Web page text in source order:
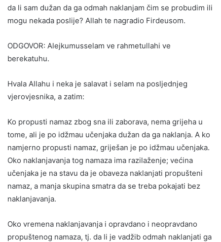
da li sam dužan da ga odmah naklanjam čim se probudim ili
mogu nekada poslije? Allah te nagradio Firdeusom.
ODGOVOR: Alejkumusselam ve rahmetullahi ve
berekatuhu.
Hvala Allahu i neka je salavat i selam na posljednjeg
vjerovjesnika, a zatim:
Ko propusti namaz zbog sna ili zaborava, nema grijeha u
tome, ali je po idžmau učenjaka dužan da ga naklanja. A ko
namjerno propusti namaz, griješan je po idžmau učenjaka.
Oko naklanjavanja tog namaza ima razilaženje; većina
učenjaka je na stavu da je obaveza naklanjati propušteni
namaz, a manja skupina smatra da se treba pokajati bez
naklanjavanja.
Oko vremena naklanjavanja i opravdano i neopravdano
propuštenog namaza, tj. da li je vadžib odmah naklanjati ga